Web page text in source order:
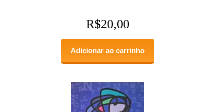
R$20,00
Adicionar ao carrinho